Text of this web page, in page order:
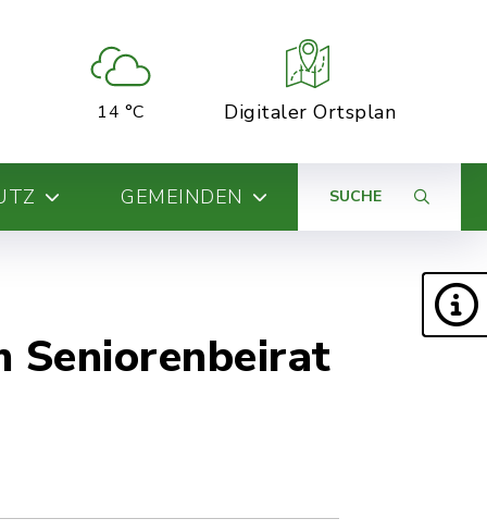
14 °C Digitaler Ortsplan
GEMEINDEN SUCHE
Seniorenbeirat